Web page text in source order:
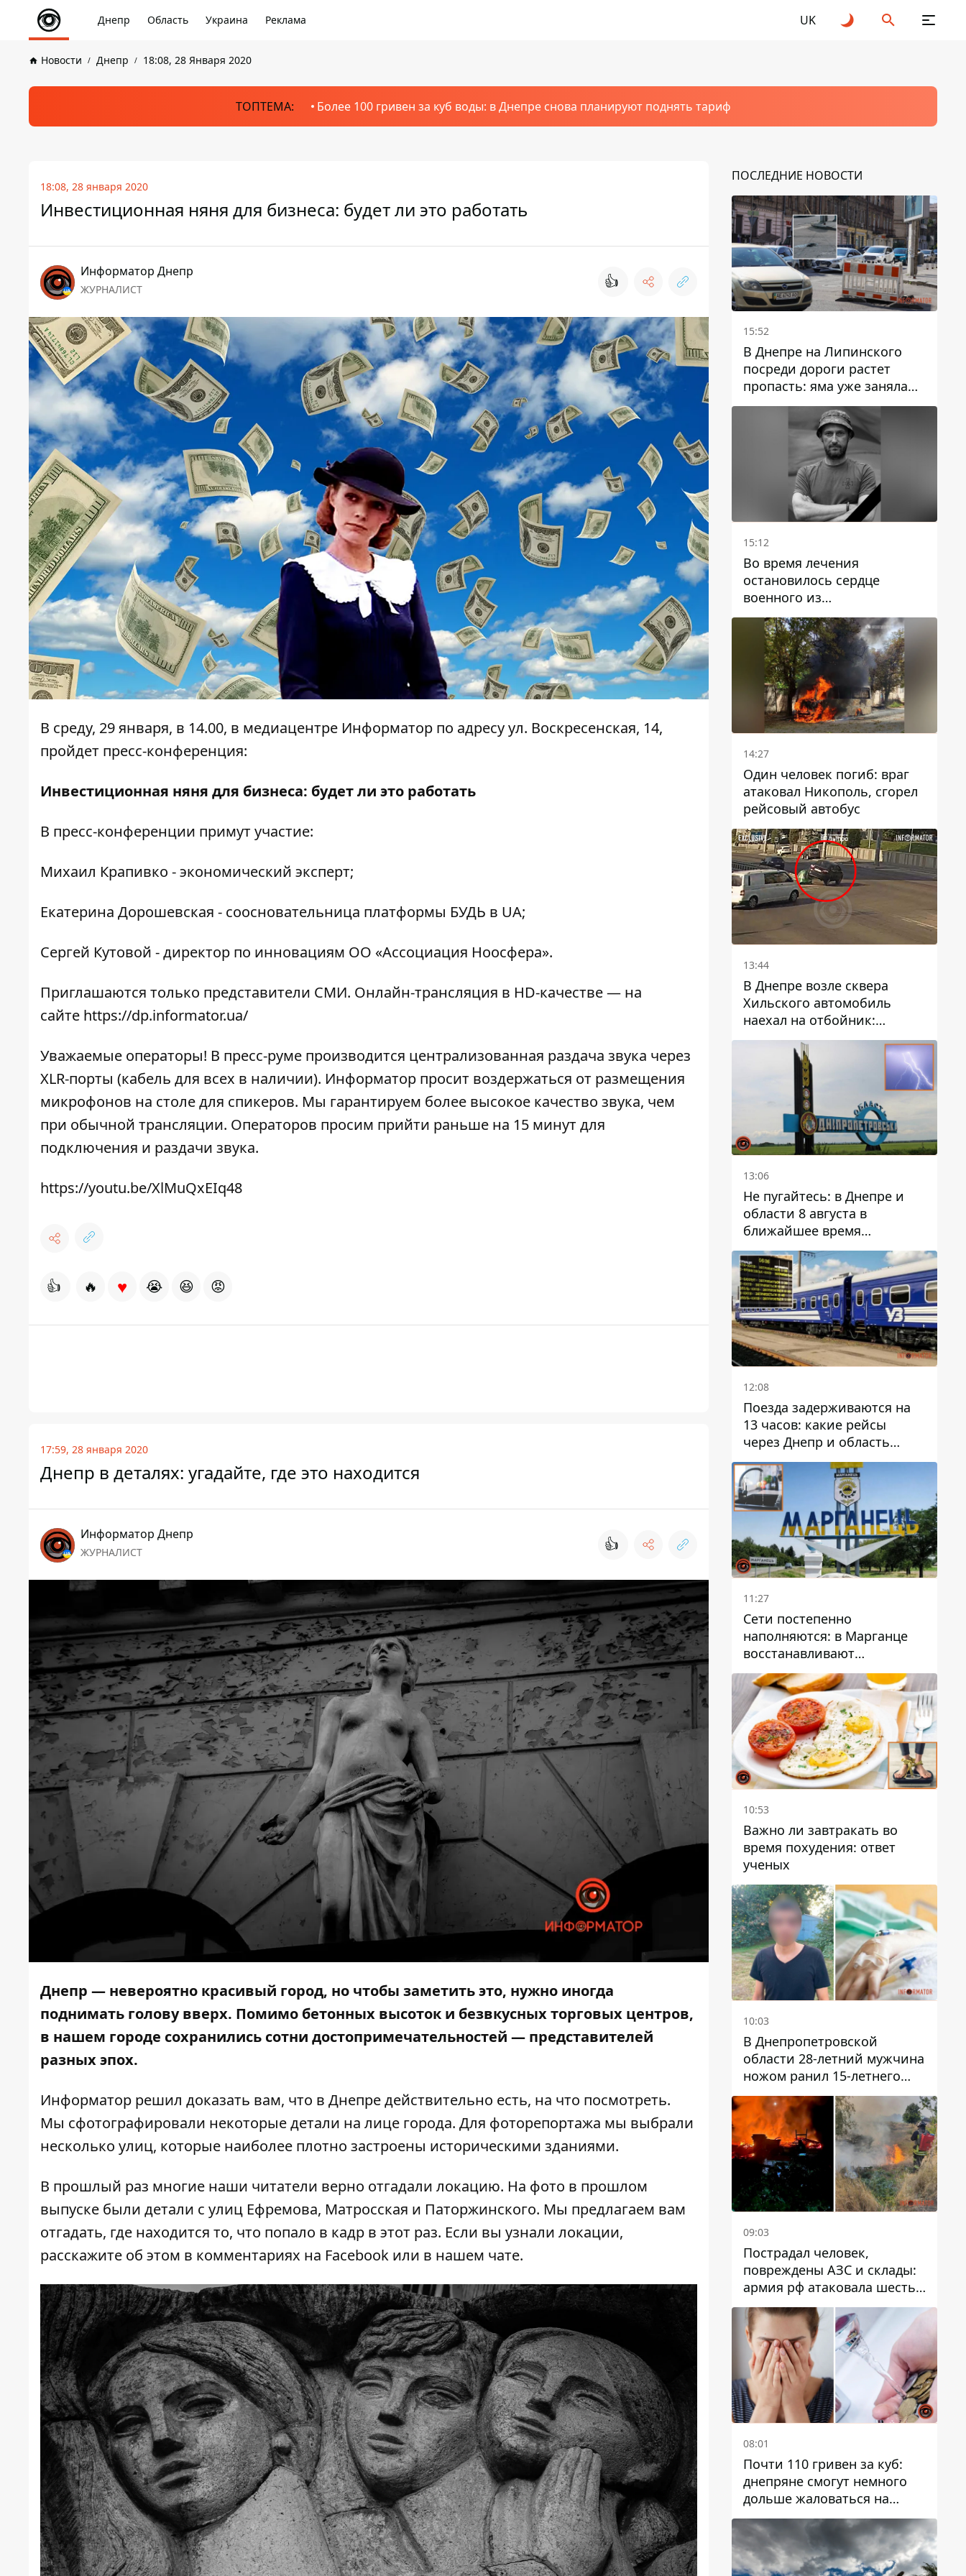
Днепр Область Украина Реклама UK
Новости Днепр 18:08, 28 Января 2020
ТОПТЕМА: Более 100 гривен за куб воды: в Днепре снова планируют поднять тариф
18:08, 28 января 2020
Инвестиционная няня для бизнеса: будет ли это работать
Информатор Днепр
ЖУРНАЛИСТ 👍
В среду, 29 января, в 14.00, в медиацентре Информатор по адресу ул. Воскресенская, 14,
пройдет пресс-конференция:
Инвестиционная няня для бизнеса: будет ли это работать
В пресс-конференции примут участие:
Михаил Крапивко - экономический эксперт;
Екатерина Дорошевская - соосновательница платформы БУДЬ в UA;
Сергей Кутовой - директор по инновациям ОО «Ассоциация Ноосфера».
Приглашаются только представители СМИ. Онлайн-трансляция в HD-качестве — на
сайте https://dp.informator.ua/
Уважаемые операторы! В пресс-руме производится централизованная раздача звука через
XLR-порты (кабель для всех в наличии). Информатор просит воздержаться от размещения
микрофонов на столе для спикеров. Мы гарантируем более высокое качество звука, чем
при обычной трансляции. Операторов просим прийти раньше на 15 минут для
подключения и раздачи звука.
https://youtu.be/XlMuQxEIq48
👍 🔥 ♥ 😭 😆 😡
17:59, 28 января 2020
Днепр в деталях: угадайте, где это находится
Информатор Днепр
ЖУРНАЛИСТ 👍
Днепр — невероятно красивый город, но чтобы заметить это, нужно иногда
поднимать голову вверх. Помимо бетонных высоток и безвкусных торговых центров,
в нашем городе сохранились сотни достопримечательностей — представителей
разных эпох.
Информатор решил доказать вам, что в Днепре действительно есть, на что посмотреть.
Мы сфотографировали некоторые детали на лице города. Для фоторепортажа мы выбрали
несколько улиц, которые наиболее плотно застроены историческими зданиями.
В прошлый раз многие наши читатели верно отгадали локацию. На фото в прошлом
выпуске были детали с улиц Ефремова, Матросская и Паторжинского. Мы предлагаем вам
отгадать, где находится то, что попало в кадр в этот раз. Если вы узнали локации,
расскажите об этом в комментариях на Facebook или в нашем чате.
ПОСЛЕДНИЕ НОВОСТИ
15:52
В Днепре на Липинского
посреди дороги растет
пропасть: яма уже заняла
полосу движения
15:12
Во время лечения
остановилось сердце
военного из
Днепропетровской области
Ростислава Лупашко
14:27
Один человек погиб: враг
атаковал Никополь, сгорел
рейсовый автобус
13:44
В Днепре возле сквера
Хильского автомобиль
наехал на отбойник:
момент происшествия
13:06
Не пугайтесь: в Днепре и
области 8 августа в
ближайшее время
ожидается гроза
12:08
Поезда задерживаются на
13 часов: какие рейсы
через Днепр и область
выбились из графика
11:27
Сети постепенно
наполняются: в Марганце
восстанавливают
водоснабжение
10:53
Важно ли завтракать во
время похудения: ответ
ученых
10:03
В Днепропетровской
области 28-летний мужчина
ножом ранил 15-летнего
парня
09:03
Пострадал человек,
повреждены АЗС и склады:
армия рф атаковала шесть
районов Днепропетровской
области
08:01
Почти 110 гривен за куб:
днепряне смогут немного
дольше жаловаться на
запланированные тарифы
на воду на 2027 год